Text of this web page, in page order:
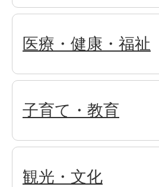
医療・健康・福祉
子育て・教育
観光・文化